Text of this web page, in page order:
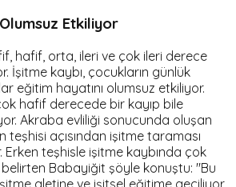
Etkiliyor
hafif, orta, ileri ve çok ileri derece
İşitme kaybı, çocukların günlük
eğitim hayatını olumsuz etkiliyor.
hafif derecede bir kayıp bile
Akraba evliliği sonucunda oluşan
teşhisi açısından işitme taraması
Erken teşhisle işitme kaybında çok
Babayiğit şöyle konuştu: "Bu
aletine ve işitsel eğitime geçiliyor.